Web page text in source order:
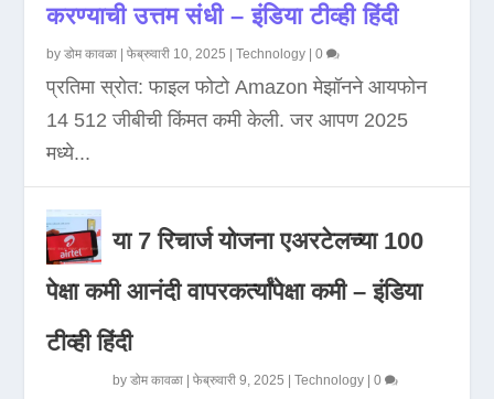
करण्याची उत्तम संधी – इंडिया टीव्ही हिंदी
byडोम कावळा |फेब्रुवारी 10, 2025 |Technology |0
प्रतिमा स्रोत: फाइल फोटो Amazon मेझॉनने आयफोन
14 512 जीबीची किंमत कमी केली. जर आपण 2025
मध्ये...
या 7 रिचार्ज योजना एअरटेलच्या 100
पेक्षा कमी आनंदी वापरकर्त्यांपेक्षा कमी – इंडिया
टीव्ही हिंदी
byडोम कावळा |फेब्रुवारी 9, 2025 |Technology |0